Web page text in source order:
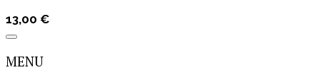
13,00 €
MENU